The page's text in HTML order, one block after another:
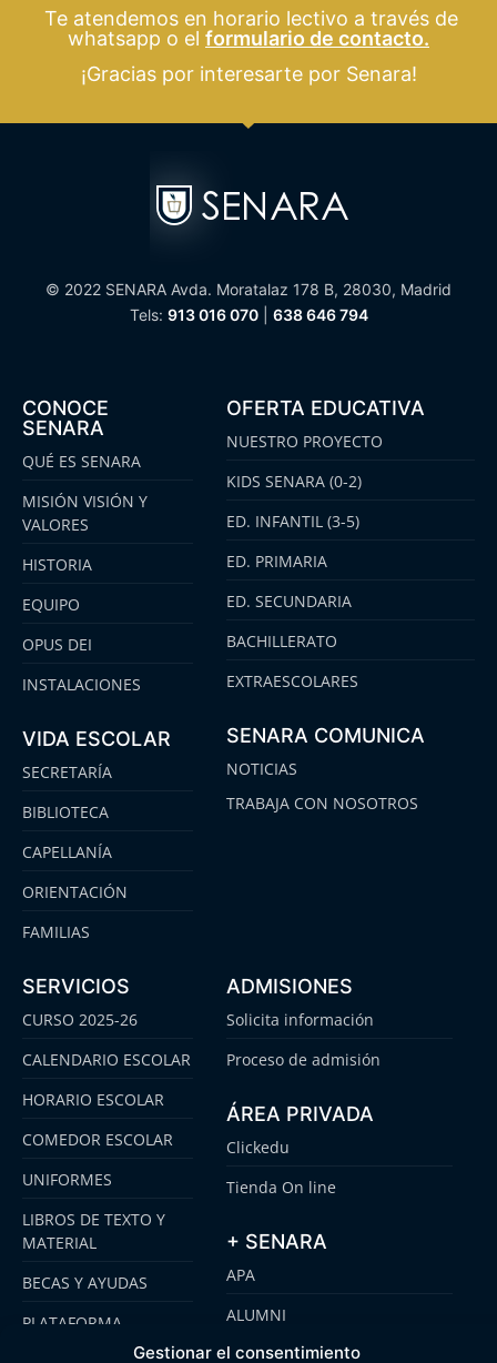
Gestionar el consentimiento
Te atendemos en horario lectivo a través de
whatsapp o el formulario de contacto.
¡Gracias por interesarte por Senara!
© 2022 SENARA Avda. Moratalaz 178 B, 28030, Madrid
Tels: 913 016 070| 638 646 794
CONOCE
SENARA
QUÉ ES SENARA
MISIÓN VISIÓN Y
VALORES
HISTORIA
EQUIPO
OPUS DEI
INSTALACIONES
VIDA ESCOLAR
SECRETARÍA
BIBLIOTECA
CAPELLANÍA
ORIENTACIÓN
FAMILIAS
OFERTA EDUCATIVA
NUESTRO PROYECTO
KIDS SENARA (0-2)
ED. INFANTIL (3-5)
ED. PRIMARIA
ED. SECUNDARIA
BACHILLERATO
EXTRAESCOLARES
SENARA COMUNICA
NOTICIAS
TRABAJA CON NOSOTROS
SERVICIOS
CURSO 2025-26
CALENDARIO ESCOLAR
HORARIO ESCOLAR
COMEDOR ESCOLAR
UNIFORMES
LIBROS DE TEXTO Y
MATERIAL
BECAS Y AYUDAS
PLATAFORMA
ADMISIONES
Solicita información
Proceso de admisión
ÁREA PRIVADA
Clickedu
Tienda On line
+ SENARA
APA
ALUMNI
SENARA SENIOR